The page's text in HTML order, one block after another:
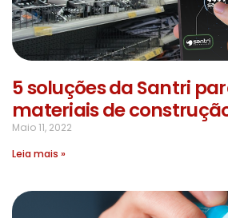
5 soluções da Santri
materiais de
Maio 11, 2022
Leia mais »